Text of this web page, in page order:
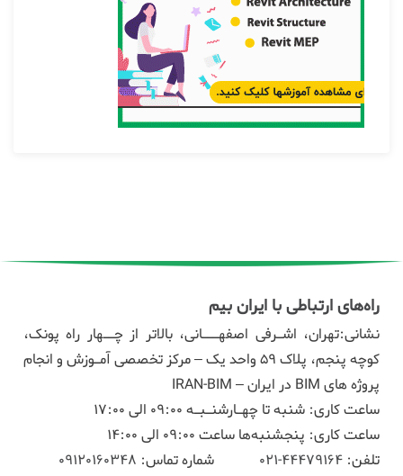
راه‌های ارتباطی با ایران بیم
نشانی:تهران، اشـرفی اصفهـــانی، بالاتر از چــهار راه پونک،
کوچه پنجم، پلاک ۵۹ واحد یک – مرکز تخصصی آمـوزش و انجام
پروژه های BIM در ایران – IRAN-BIM
ساعت کاری: شنبه تا چهـارشنـبـه 09:00 الی 17:00
ساعت کاری: پنجشنبه‌ها ساعت 09:00 الی 14:00
تلفن: 44479164-021 شماره تماس: 09120160348